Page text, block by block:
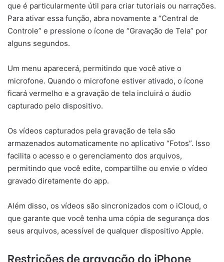
que é particularmente útil para criar tutoriais ou narrações.
Para ativar essa função, abra novamente a “Central de
Controle” e pressione o ícone de “Gravação de Tela” por
alguns segundos.
Um menu aparecerá, permitindo que você ative o
microfone. Quando o microfone estiver ativado, o ícone
ficará vermelho e a gravação de tela incluirá o áudio
capturado pelo dispositivo.
Os vídeos capturados pela gravação de tela são
armazenados automaticamente no aplicativo “Fotos”. Isso
facilita o acesso e o gerenciamento dos arquivos,
permitindo que você edite, compartilhe ou envie o vídeo
gravado diretamente do app.
Além disso, os vídeos são sincronizados com o iCloud, o
que garante que você tenha uma cópia de segurança dos
seus arquivos, acessível de qualquer dispositivo Apple.
Restrições de gravação do iPhone